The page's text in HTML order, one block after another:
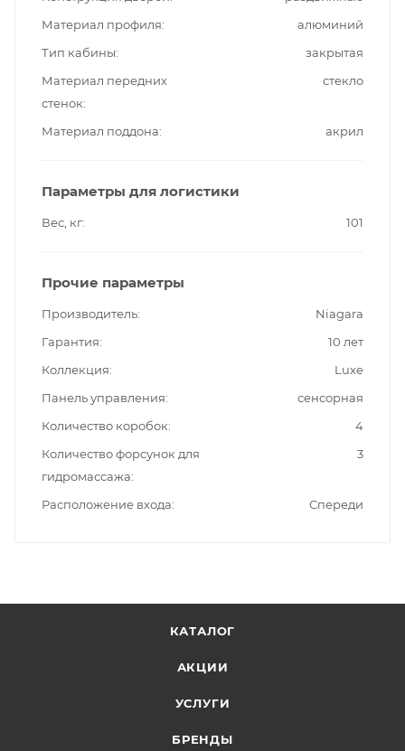
Материал профиля
алюминий
Тип кабины
закрытая
Материал передних
стенок
стекло
Материал поддона акрил
Параметры для логистики
Вес, кг 101
Прочие параметры
Производитель
Niagara
Гарантия
10 лет
Коллекция
Luxe
Панель управления
сенсорная
Количество коробок
4
Количество форсунок для
гидромассажа
3
Расположение входа Спереди
КАТАЛОГ
АКЦИИ
УСЛУГИ
БРЕНДЫ